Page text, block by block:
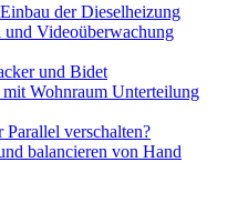
der Dieselheizung
Videoüberwachung
und Bidet
Wohnraum Unterteilung
Parallel verschalten?
balancieren von Hand